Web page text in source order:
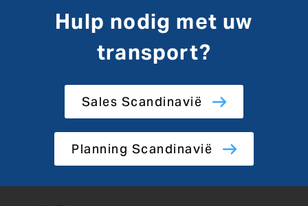
Hulp nodig met uw
transport?
Sales Scandinavië
Planning Scandinavië